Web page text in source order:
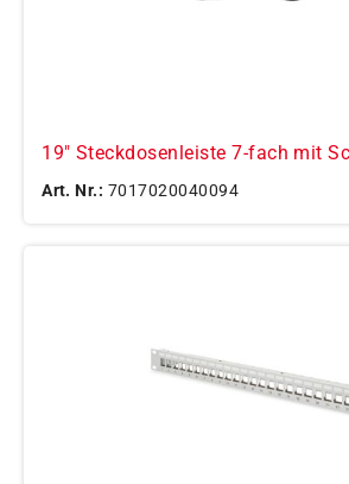
19" Steckdosenleiste 7-fach mit
Art. Nr.: 7017020040094